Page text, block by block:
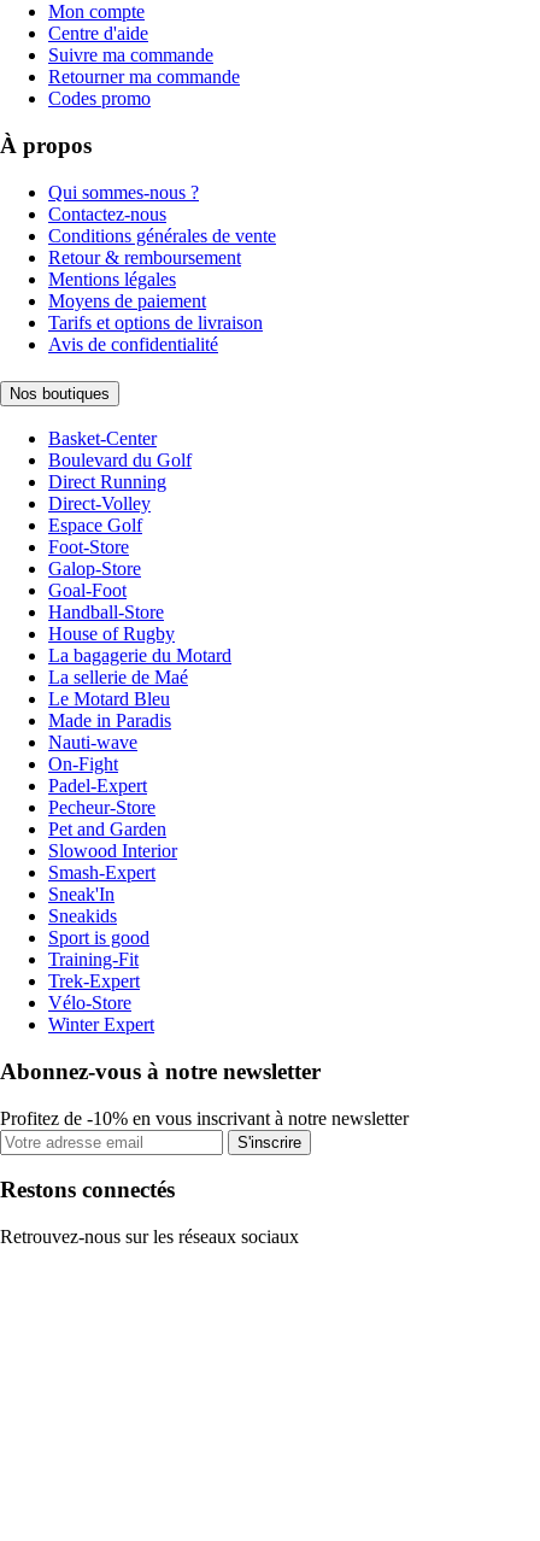
Mon compte
Centre d'aide
Suivre ma commande
Retourner ma commande
Codes promo
À propos
Qui sommes-nous ?
Contactez-nous
Conditions générales de vente
Retour & remboursement
Mentions légales
Moyens de paiement
Tarifs et options de livraison
Avis de confidentialité
Nos boutiques
Basket-Center
Boulevard du Golf
Direct Running
Direct-Volley
Espace Golf
Foot-Store
Galop-Store
Goal-Foot
Handball-Store
House of Rugby
La bagagerie du Motard
La sellerie de Maé
Le Motard Bleu
Made in Paradis
Nauti-wave
On-Fight
Padel-Expert
Pecheur-Store
Pet and Garden
Slowood Interior
Smash-Expert
Sneak'In
Sneakids
Sport is good
Training-Fit
Trek-Expert
Vélo-Store
Winter Expert
Abonnez-vous à notre newsletter
Profitez de -10% en vous inscrivant à notre newsletter
S'inscrire
Restons connectés
Retrouvez-nous sur les réseaux sociaux